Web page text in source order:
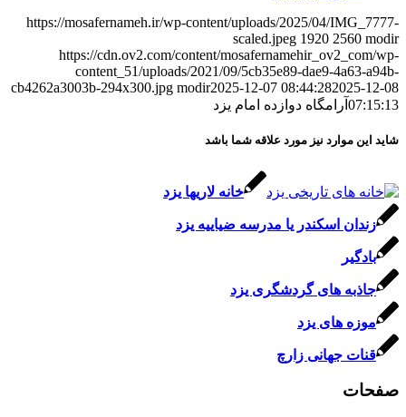
https://mosafernameh.ir/wp-content/uploads/2025/04/IMG_7777-
scaled.jpeg 1920 2560 modir
https://cdn.ov2.com/content/mosafernamehir_ov2_com/wp-
content_51/uploads/2021/09/5cb35e89-dae9-4a63-a94b-
cb4262a3003b-294x300.jpg modir2025-12-07 08:44:282025-12-08
07:15:13 آرامگاه دوازده امام یزد
شاید این موارد نیز مورد علاقه شما باشد
خانه لاریها یزد
زندان اسکندر یا مدرسه ضیاییه یزد
بادگیر
جاذبه های گردشگری یزد
موزه های یزد
قنات جهانی زارچ
صفحات